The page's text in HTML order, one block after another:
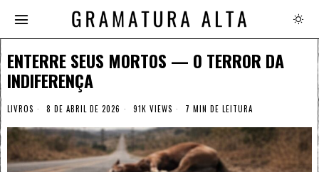
ENTERRE SEUS MORTOS — O TERROR DA
INDIFERENÇA
LIVROS 8 DE ABRIL DE 2026 91K VIEWS 7 MIN DE LEITURA